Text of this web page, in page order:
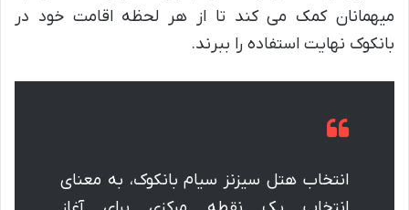
میهمانان کمک می کند تا از هر لحظه اقامت خود در
بانکوک نهایت استفاده را ببرند.
انتخاب هتل سیزنز سیام بانکوک، به معنای